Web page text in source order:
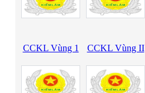
CCKL Vùng 1 CCKL Vùng II